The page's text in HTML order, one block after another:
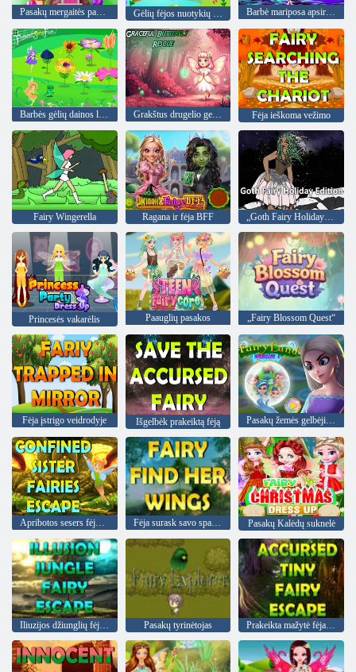
Pasakų mergaitės pabėgimas Barbė mariposa apsirengs
Barbės gėlių dainos linksmybės Grakštus drugelio gelbėjimas Fėja ieškoma vežimo
Fairy Wingerella Ragana ir fėja BFF „Goth Fairy Holiday Edition“
Princesės vakarėlis Paauglių pasakos „Fairy Blossom Quest“
Fėja įstrigo veidrodyje Išgelbėk prakeiktą fėją Pasakų žemės gelbėjimas
Apribotos sesers fėjos pabėgimas Fėja surask savo sparnus Pasakų Kalėdų suknelė
Iliuzijos džiunglių fėjos pabėgimas Pasakų tyrinėtojas Prakeikta mažytė fėja pabėgimas